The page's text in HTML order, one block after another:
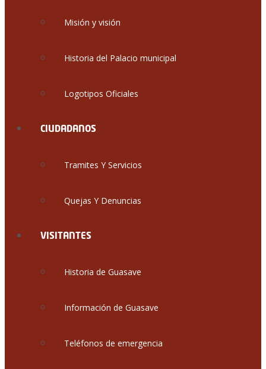
Misión y visión
Historia del Palacio municipal
Logotipos Oficiales
CIUDADANOS
Tramites Y Servicios
Quejas Y Denuncias
VISITANTES
Historia de Guasave
Información de Guasave
Teléfonos de emergencia